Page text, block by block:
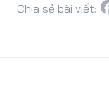
Chia sẻ bài viết: